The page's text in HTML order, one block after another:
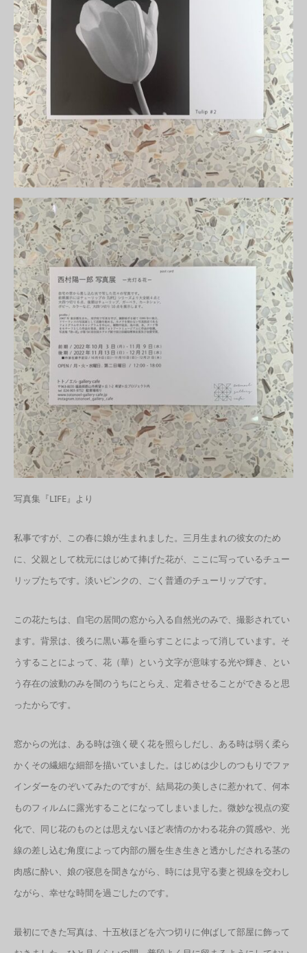
写真集『LIFE』より
私事ですが、この春に娘が生まれました。三月生まれの彼女のため
に、父親として枕元にはじめて捧げた花が、ここに写っているチュー
リップたちです。淡いピンクの、ごく普通のチューリップです。
この花たちは、自宅の居間の窓から入る自然光のみで、撮影されてい
ます。背景は、後ろに黒い幕を垂らすことによって消しています。そ
うすることによって、花（華）という文字が意味する光や輝き、とい
う存在の波動のみを闇のうちにとらえ、定着させることができると思
ったからです。
窓からの光は、ある時は強く硬く花を照らしだし、ある時は弱く柔ら
かくその繊細な細部を描いていました。はじめは少しのつもりでファ
インダーをのぞいてみたのですが、結局花の美しさに惹かれて、何本
ものフィルムに露光することになってしまいました。微妙な視点の変
化で、同じ花のものとは思えないほど表情のかわる花弁の質感や、光
線の差し込む角度によって内部の層を生き生きと透かしだされる茎の
肉感に酔い、娘の寝息を聞きながら、時には見守る妻と視線を交わし
ながら、幸せな時間を過ごしたのです。
最初にできた写真は、十五枚ほどを六つ切りに伸ばして部屋に飾って